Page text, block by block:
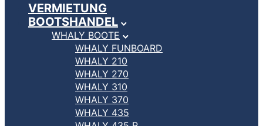
VERMIETUNG
BOOTSHANDEL
WHALY BOOTE
WHALY FUNBOARD
WHALY 210
WHALY 270
WHALY 310
WHALY 370
WHALY 435